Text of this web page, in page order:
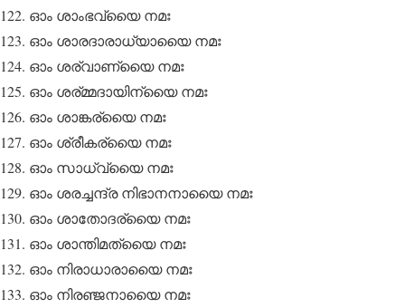
ഓം ശാംഭവ്യൈ നമഃ
ഓം ശാരദാരാധ്യായൈ നമഃ
ഓം ശര്വാണ്യൈ നമഃ
ഓം ശര്മ്മദായിന്യൈ നമഃ
ഓം ശാങ്കര്യൈ നമഃ
ഓം ശ്രീകര്യൈ നമഃ
ഓം സാധ്വ്യൈ നമഃ
ഓം ശരച്ചന്ദ്ര നിഭാനനായൈ നമഃ
ഓം ശാതോദര്യൈ നമഃ
ഓം ശാന്തിമത്യൈ നമഃ
ഓം നിരാധാരായൈ നമഃ
ഓം നിരഞ്ജനായൈ നമഃ